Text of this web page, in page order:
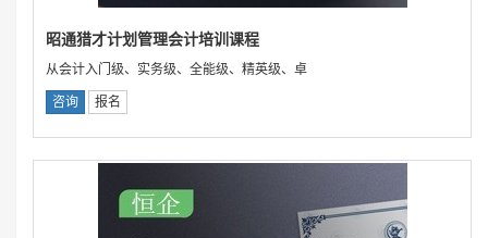
昭通猎才计划管理会计培训课程
从会计入门级、实务级、全能级、精英级、卓
咨询 报名